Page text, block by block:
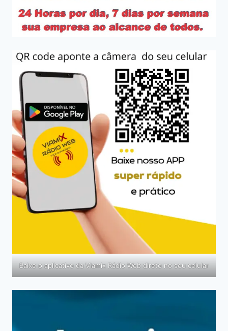
Baixe o aplicativo da Viamix Rádio Web direto no seu celular